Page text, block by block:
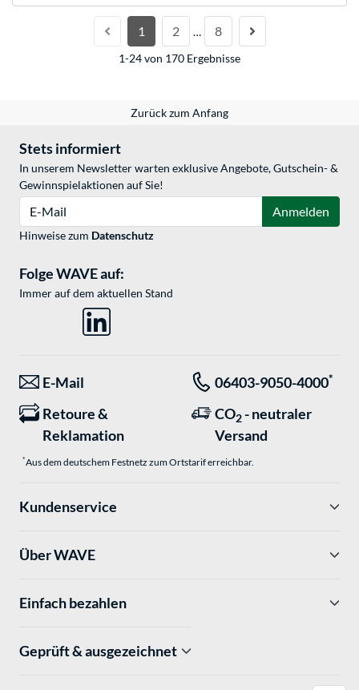
1 2 … 8
1-24 von 170 Ergebnisse
Zurück zum Anfang
Stets informiert
In unserem Newsletter warten exklusive Angebote, Gutschein- &
Gewinnspielaktionen auf Sie!
Anmelden
Hinweise zum Datenschutz
Folge WAVE auf:
Immer auf dem aktuellen Stand
E-Mail 06403-9050-4000*
Retoure &
Reklamation
CO2 - neutraler
Versand
*Aus dem deutschem Festnetz zum Ortstarif erreichbar.
Kundenservice
Über WAVE
Einfach bezahlen
Geprüft & ausgezeichnet